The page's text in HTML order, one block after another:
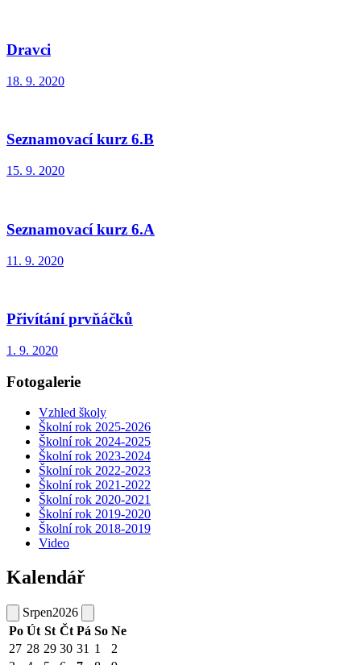
Dravci
18. 9. 2020
Seznamovací kurz 6.B
15. 9. 2020
Seznamovací kurz 6.A
11. 9. 2020
Přivítání prvňáčků
1. 9. 2020
Fotogalerie
Vzhled školy
Školní rok 2025-2026
Školní rok 2024-2025
Školní rok 2023-2024
Školní rok 2022-2023
Školní rok 2021-2022
Školní rok 2020-2021
Školní rok 2019-2020
Školní rok 2018-2019
Video
Kalendář
Srpen2026
Po Út St Čt Pá So Ne
27 28 29 30 31 1
2